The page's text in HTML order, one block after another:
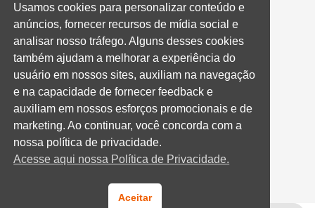
CONVENÇÃO COLETIVA E ACORDOS
Convenções Coletivas
Banco do Brasil
Caixa Econômica Federal
Banrisul
Privados
Aditivos RS
Cooperativas e Financeiras
Usamos cookies para personalizar conteúdo e
anúncios, fornecer recursos de mídia social e
analisar nosso tráfego. Alguns desses cookies
também ajudam a melhorar a experiência do
usuário em nossos sites, auxiliam na navegação
e na capacidade de fornecer feedback e
auxiliam em nossos esforços promocionais e de
marketing. Ao continuar, você concorda com a
nossa política de privacidade.
Acesse aqui nossa Política de Privacidade.
Aceitar